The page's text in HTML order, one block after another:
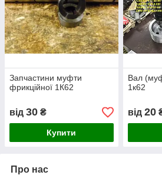
Запчастини муфти
фрикційної 1К62
від 30 ₴
Купити
Вал
1к62
від 20
Про нас